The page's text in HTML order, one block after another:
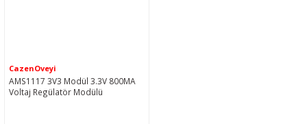
CazenOveyi
AMS1117 3V3 Modül 3.3V 800MA
Voltaj Regülatör Modülü